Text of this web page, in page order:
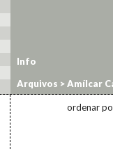
Info
Arquivos >Amílcar
ordenar